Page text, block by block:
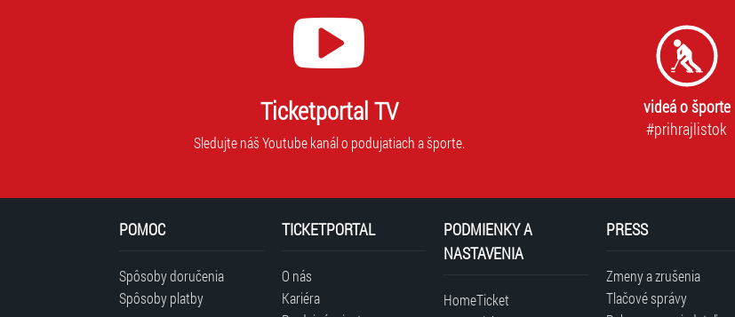
Ticketportal TV
Sledujte náš Youtube kanál o podujatiach a športe.
videá o športe
#prihrajlistok
POMOC
Spôsoby doručenia
Spôsoby platby
TICKETPORTAL
O nás
Kariéra
PODMIENKY A
NASTAVENIA
HomeTicket
PRESS
Zmeny a zrušenia
Tlačové správy